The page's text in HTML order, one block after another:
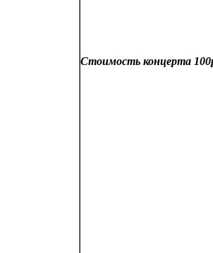
Стоимость концерта